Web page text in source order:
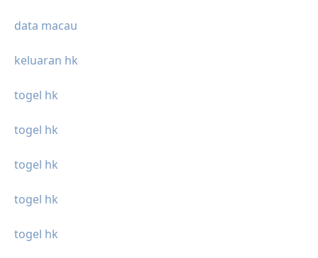
data macau
keluaran hk
togel hk
togel hk
togel hk
togel hk
togel hk